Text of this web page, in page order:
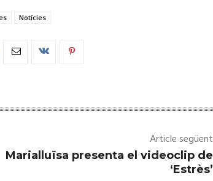
Notícies
Article següent
Marialluïsa presenta el videoclip de
‘Estrès’